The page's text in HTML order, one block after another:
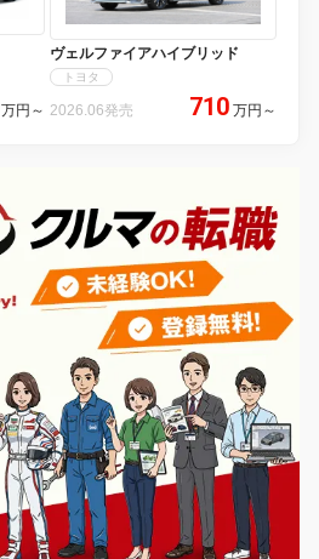
万円 ～
ヴェルファイアハイブリッド
トヨタ
2026.06発売 710 万円 ～